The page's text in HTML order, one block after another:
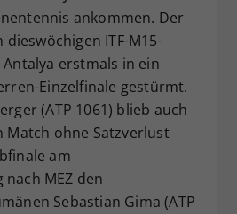
ankommen. Der
dieswöchigen ITF-M15-
erstmals in ein
Einzelfinale gestürmt.
(ATP 1061) blieb auch
Match ohne Satzverlust
am
MEZ den
Sebastian Gima (ATP
Wert speichert Ihre Consent-
Unter anderem eine
generierte ID, für die
Speicherung Ihrer
Einstellungen, falls der
Betreiber dies eingestellt